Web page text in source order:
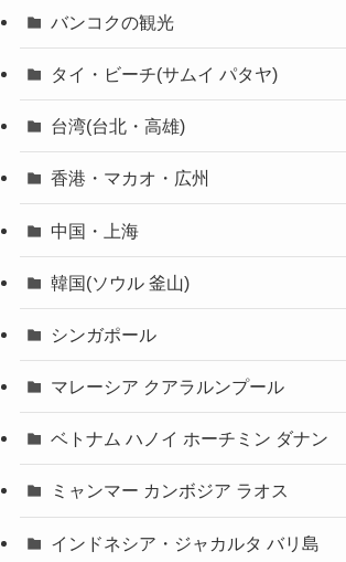
バンコクの観光
タイ・ビーチ(サムイ パタヤ)
台湾(台北・高雄)
香港・マカオ・広州
中国・上海
韓国(ソウル 釜山)
シンガポール
マレーシア クアラルンプール
ベトナム ハノイ ホーチミン ダナン
ミャンマー カンボジア ラオス
インドネシア・ジャカルタ バリ島